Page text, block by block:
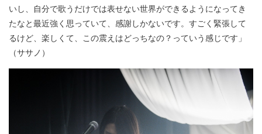
いし、自分で歌うだけでは表せない世界ができるようになってき
たなと最近強く思っていて、感謝しかないです。すごく緊張して
るけど、楽しくて、この震えはどっちなの？っていう感じです」
（ササノ）